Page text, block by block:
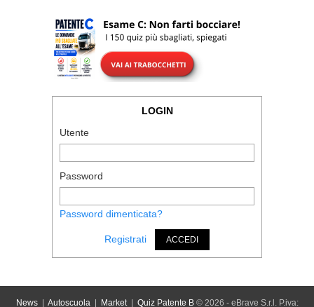
LOGIN
Utente
Password
Password dimenticata?
Registrati ACCEDI
News| Autoscuola| Market| Quiz Patente B© 2026 - eBrave S.r.l. P.iva: